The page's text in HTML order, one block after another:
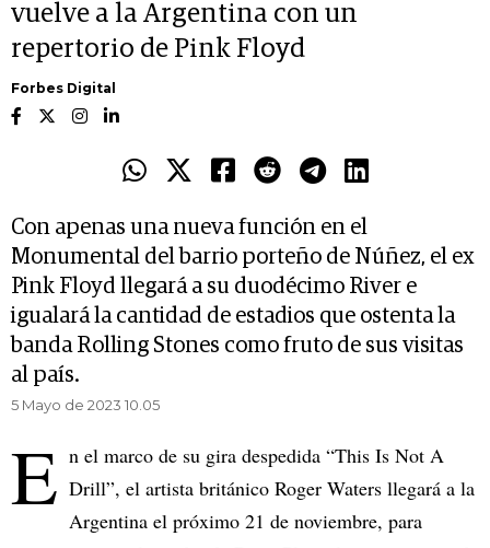
vuelve a la Argentina con un
repertorio de Pink Floyd
Forbes Digital
Con apenas una nueva función en el
Monumental del barrio porteño de Núñez, el ex
Pink Floyd llegará a su duodécimo River e
igualará la cantidad de estadios que ostenta la
banda Rolling Stones como fruto de sus visitas
al país.
5 Mayo de 2023 10.05
E n el marco de su gira despedida “This Is Not A
Drill”, el artista británico Roger Waters llegará a la
Argentina el próximo 21 de noviembre, para